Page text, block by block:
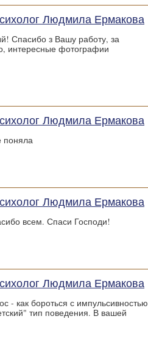
Людмила Ермакова
Спасибо з Вашу работу, за
интересные фотографии
Людмила Ермакова
поняла
Людмила Ермакова
всем. Спаси Господи!
Людмила Ермакова
- как бороться с импульсивностью
тип поведения. В вашей